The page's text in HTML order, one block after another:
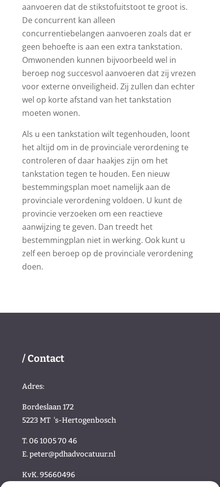
aanvoeren dat de stikstofuitstoot te groot is.
De concurrent kan alleen
concurrentiebelangen aanvoeren zoals dat er
geen behoefte is aan een extra tankstation.
Omwonenden kunnen bijvoorbeeld wel in
beroep nog succesvol aanvoeren dat zij vrezen
voor externe onveiligheid. Zij zullen dan echter
wel op korte afstand van het tankstation
moeten wonen.
Als u een tankstation wilt tegenhouden, loont
het altijd om in de provinciale verordening te
controleren of daar haakjes zijn om het
tankstation tegen te houden. Een nieuw
bestemmingsplan moet namelijk aan de
provinciale verordening voldoen. U kunt de
provincie verzoeken om een reactieve
aanwijzing te geven. Dan treedt het
bestemmingplan niet in werking. Ook kunt u
zelf een beroep op de provinciale verordening
doen.
/ Contact
Adres:
Bordeslaan 172
5223 MT 's-Hertogenbosch
T. 06 1005 70 46
E.peter@pdhadvocatuur.nl
KvK.95660496